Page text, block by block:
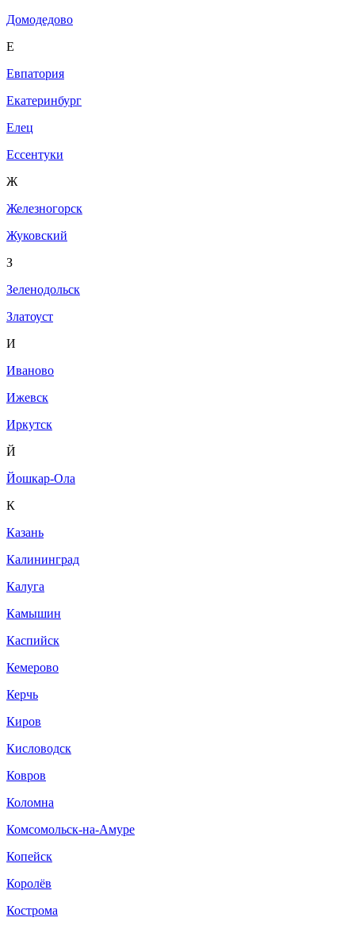
Домодедово
Е
Евпатория
Екатеринбург
Елец
Ессентуки
Ж
Железногорск
Жуковский
З
Зеленодольск
Златоуст
И
Иваново
Ижевск
Иркутск
Й
Йошкар-Ола
К
Казань
Калининград
Калуга
Камышин
Каспийск
Кемерово
Керчь
Киров
Кисловодск
Ковров
Коломна
Комсомольск-на-Амуре
Копейск
Королёв
Кострома